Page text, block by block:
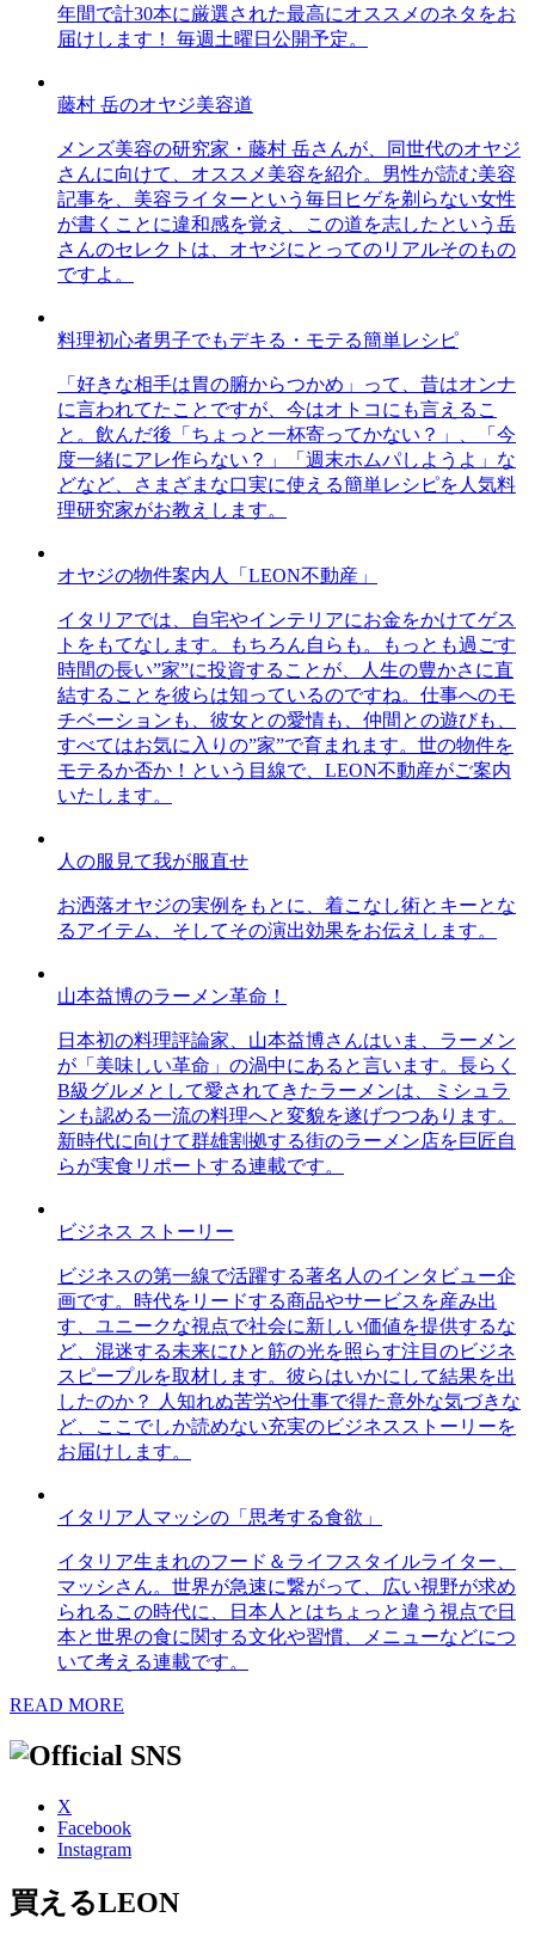
年間で計30本に厳選された最高にオススメのネタをお
届けします！ 毎週土曜日公開予定。
藤村 岳のオヤジ美容道
メンズ美容の研究家・藤村 岳さんが、同世代のオヤジ
さんに向けて、オススメ美容を紹介。男性が読む美容
記事を、美容ライターという毎日ヒゲを剃らない女性
が書くことに違和感を覚え、この道を志したという岳
さんのセレクトは、オヤジにとってのリアルそのもの
ですよ。
料理初心者男子でもデキる・モテる簡単レシピ
「好きな相手は胃の腑からつかめ」って、昔はオンナ
に言われてたことですが、今はオトコにも言えるこ
と。飲んだ後「ちょっと一杯寄ってかない？」、「今
度一緒にアレ作らない？」「週末ホムパしようよ」な
どなど、さまざまな口実に使える簡単レシピを人気料
理研究家がお教えします。
オヤジの物件案内人「LEON不動産」
イタリアでは、自宅やインテリアにお金をかけてゲス
トをもてなします。もちろん自らも。もっとも過ごす
時間の長い”家”に投資することが、人生の豊かさに直
結することを彼らは知っているのですね。仕事へのモ
チベーションも、彼女との愛情も、仲間との遊びも、
すべてはお気に入りの”家”で育まれます。世の物件を
モテるか否か！という目線で、LEON不動産がご案内
いたします。
人の服見て我が服直せ
お洒落オヤジの実例をもとに、着こなし術とキーとな
るアイテム、そしてその演出効果をお伝えします。
山本益博のラーメン革命！
日本初の料理評論家、山本益博さんはいま、ラーメン
が「美味しい革命」の渦中にあると言います。長らく
B級グルメとして愛されてきたラーメンは、ミシュラ
ンも認める一流の料理へと変貌を遂げつつあります。
新時代に向けて群雄割拠する街のラーメン店を巨匠自
らが実食リポートする連載です。
ビジネス ストーリー
ビジネスの第一線で活躍する著名人のインタビュー企
画です。時代をリードする商品やサービスを産み出
す、ユニークな視点で社会に新しい価値を提供するな
ど、混迷する未来にひと筋の光を照らす注目のビジネ
スピープルを取材します。彼らはいかにして結果を出
したのか？ 人知れぬ苦労や仕事で得た意外な気づきな
ど、ここでしか読めない充実のビジネスストーリーを
お届けします。
イタリア人マッシの「思考する食欲」
イタリア生まれのフード＆ライフスタイルライター、
マッシさん。世界が急速に繋がって、広い視野が求め
られるこの時代に、日本人とはちょっと違う視点で日
本と世界の食に関する文化や習慣、メニューなどにつ
いて考える連載です。
READ MORE
X
Facebook
Instagram
買えるLEON